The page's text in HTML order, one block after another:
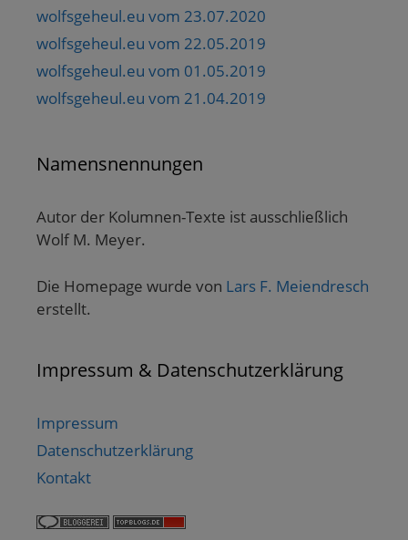
wolfsgeheul.eu vom 23.07.2020
wolfsgeheul.eu vom 22.05.2019
wolfsgeheul.eu vom 01.05.2019
wolfsgeheul.eu vom 21.04.2019
Namensnennungen
Autor der Kolumnen-Texte ist ausschließlich
Wolf M. Meyer.
Die Homepage wurde von Lars F. Meiendresch
erstellt.
Impressum & Datenschutzerklärung
Impressum
Datenschutzerklärung
Kontakt